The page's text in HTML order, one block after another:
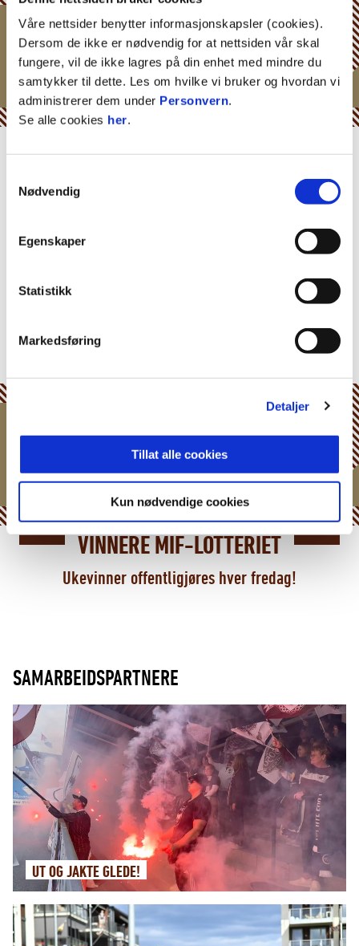
Våre nettsider benytter informasjonskapsler (cookies).
Dersom de ikke er nødvendig for at nettsiden vår skal
fungere, vil de ikke lagres på din enhet med mindre du
samtykker til dette. Les om hvilke vi bruker og hvordan vi
administrerer dem under Personvern.
Se alle cookies her.
Nødvendig
Egenskaper
Statistikk
Markedsføring
Detaljer
Tillat alle cookies
Kun nødvendige cookies
BLI MED PÅ ÅRETS MIF-
pengepremier, gavekort på Kiwi,
vær med i trekningen om flotte premier
VINNERE MIF-LOTTERIET
Ukevinner offentligjøres hver fredag!
SAMARBEIDSPARTNERE
UT OG JAKTE GLEDE!